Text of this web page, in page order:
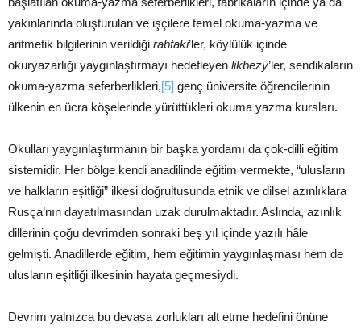
yakınlarında oluşturulan ve işçilere temel okuma-yazma ve
aritmetik bilgilerinin verildiği rabfaki’ler, köylülük içinde
okuryazarlığı yaygınlaştırmayı hedefleyen likbezy’ler, sendikaların
okuma-yazma seferberlikleri,[5] genç üniversite öğrencilerinin
ülkenin en ücra köşelerinde yürüttükleri okuma yazma kursları.
Okulları yaygınlaştırmanın bir başka yordamı da çok-dilli eğitim
sistemidir. Her bölge kendi anadilinde eğitim vermekte, “ulusların
ve halkların eşitliği” ilkesi doğrultusunda etnik ve dilsel azınlıklara
Rusça’nın dayatılmasından uzak durulmaktadır. Aslında, azınlık
dillerinin çoğu devrimden sonraki beş yıl içinde yazılı hâle
gelmişti. Anadillerde eğitim, hem eğitimin yaygınlaşması hem de
ulusların eşitliği ilkesinin hayata geçmesiydi.
Devrim yalnızca bu devasa zorlukları alt etme hedefini önüne